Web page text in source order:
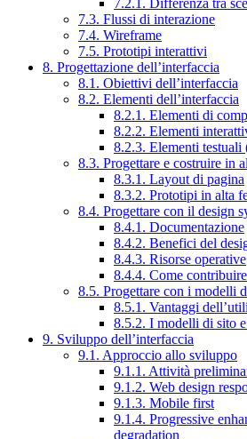
7.2.1. Differenza tra
7.3. Flussi di interazione
7.4. Wireframe
7.5. Prototipi interattivi
8. Progettazione dell’interfaccia
8.1. Obiettivi dell’interfaccia
8.2. Elementi dell’interfaccia
8.2.1. Elementi di
8.2.2. Elementi
8.2.3. Elementi testuali
8.3. Progettare e costruire in
8.3.1. Layout di pagina
8.3.2. Prototipi in alta
8.4. Progettare con il design
8.4.1. Documentazione
8.4.2. Benefici del
8.4.3. Risorse operative
8.4.4. Come
8.5. Progettare con i modelli
8.5.1. Vantaggi
8.5.2. I modelli di sito
9. Sviluppo dell’interfaccia
9.1. Approccio allo sviluppo
9.1.1. Attività
9.1.2. Web design
9.1.3. Mobile first
9.1.4. Progressive
degradation